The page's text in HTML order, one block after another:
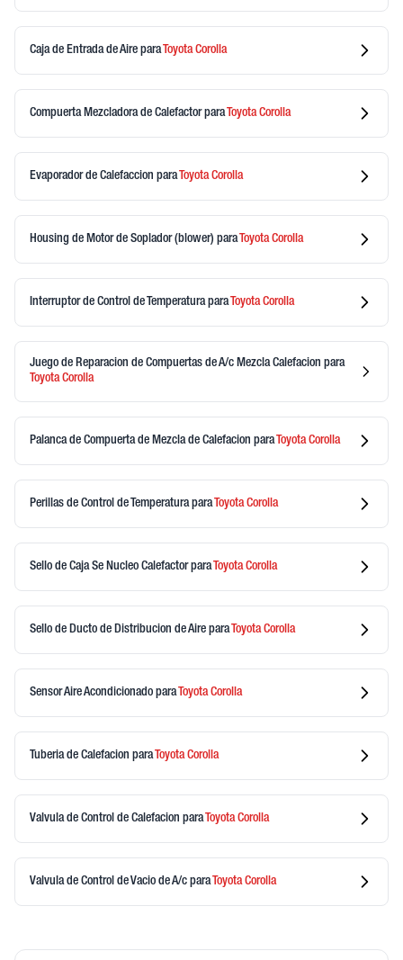
Caja de Entrada de Aire paraToyotaCorolla
Compuerta Mezcladora de CalefactorparaToyotaCorolla
Evaporador de Calefaccion paraToyotaCorolla
Housing de Motor de Soplador (blower) paraToyotaCorolla
Interruptor de Control de TemperaturaparaToyotaCorolla
Juego de Reparacion de Compuertas de A/c Mezcla Calefacion para
ToyotaCorolla
Palanca de Compuerta de Mezcla de Calefacion paraToyotaCorolla
Perillas de Control de TemperaturaparaToyotaCorolla
Sello de Caja Se Nucleo CalefactorparaToyotaCorolla
Sello de Ducto de Distribucion de Aire paraToyotaCorolla
Sensor Aire Acondicionado paraToyotaCorolla
Tuberia de Calefacion paraToyotaCorolla
Valvula de Control de Calefacion paraToyotaCorolla
Valvula de Control de Vacio de A/c paraToyotaCorolla